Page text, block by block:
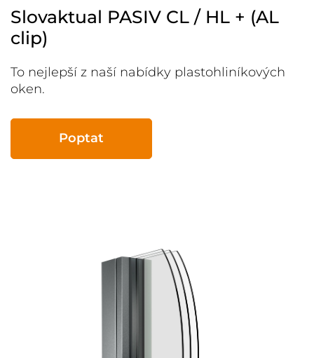
Slovaktual PASIV CL / HL + (AL
clip)
To nejlepší z naší nabídky plastohliníkových
oken.
Poptat